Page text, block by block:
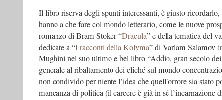
Il libro riserva degli spunti interessanti, è giusto
hanno a che fare col mondo letterario, come le nuove
romanzo di Bram Stoker “Dracula” e della tematica del
dedicate a “I racconti della Kolyma” di Varlam Salamov
Mughini nel suo ultimo e bel libro “Addio, gran secolo
generale al ribaltamento dei cliché sul mondo
non condivido per niente l’idea che quell’orrore sia stato
mancanza di politica (il carcere è già in sé l’incarnazione